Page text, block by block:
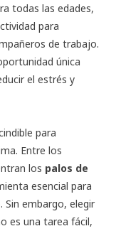
todas las edades,
para
de trabajo.
única
el estrés y
para
Entre los
los palos de
esencial para
Sin embargo, elegir
es una tarea fácil,